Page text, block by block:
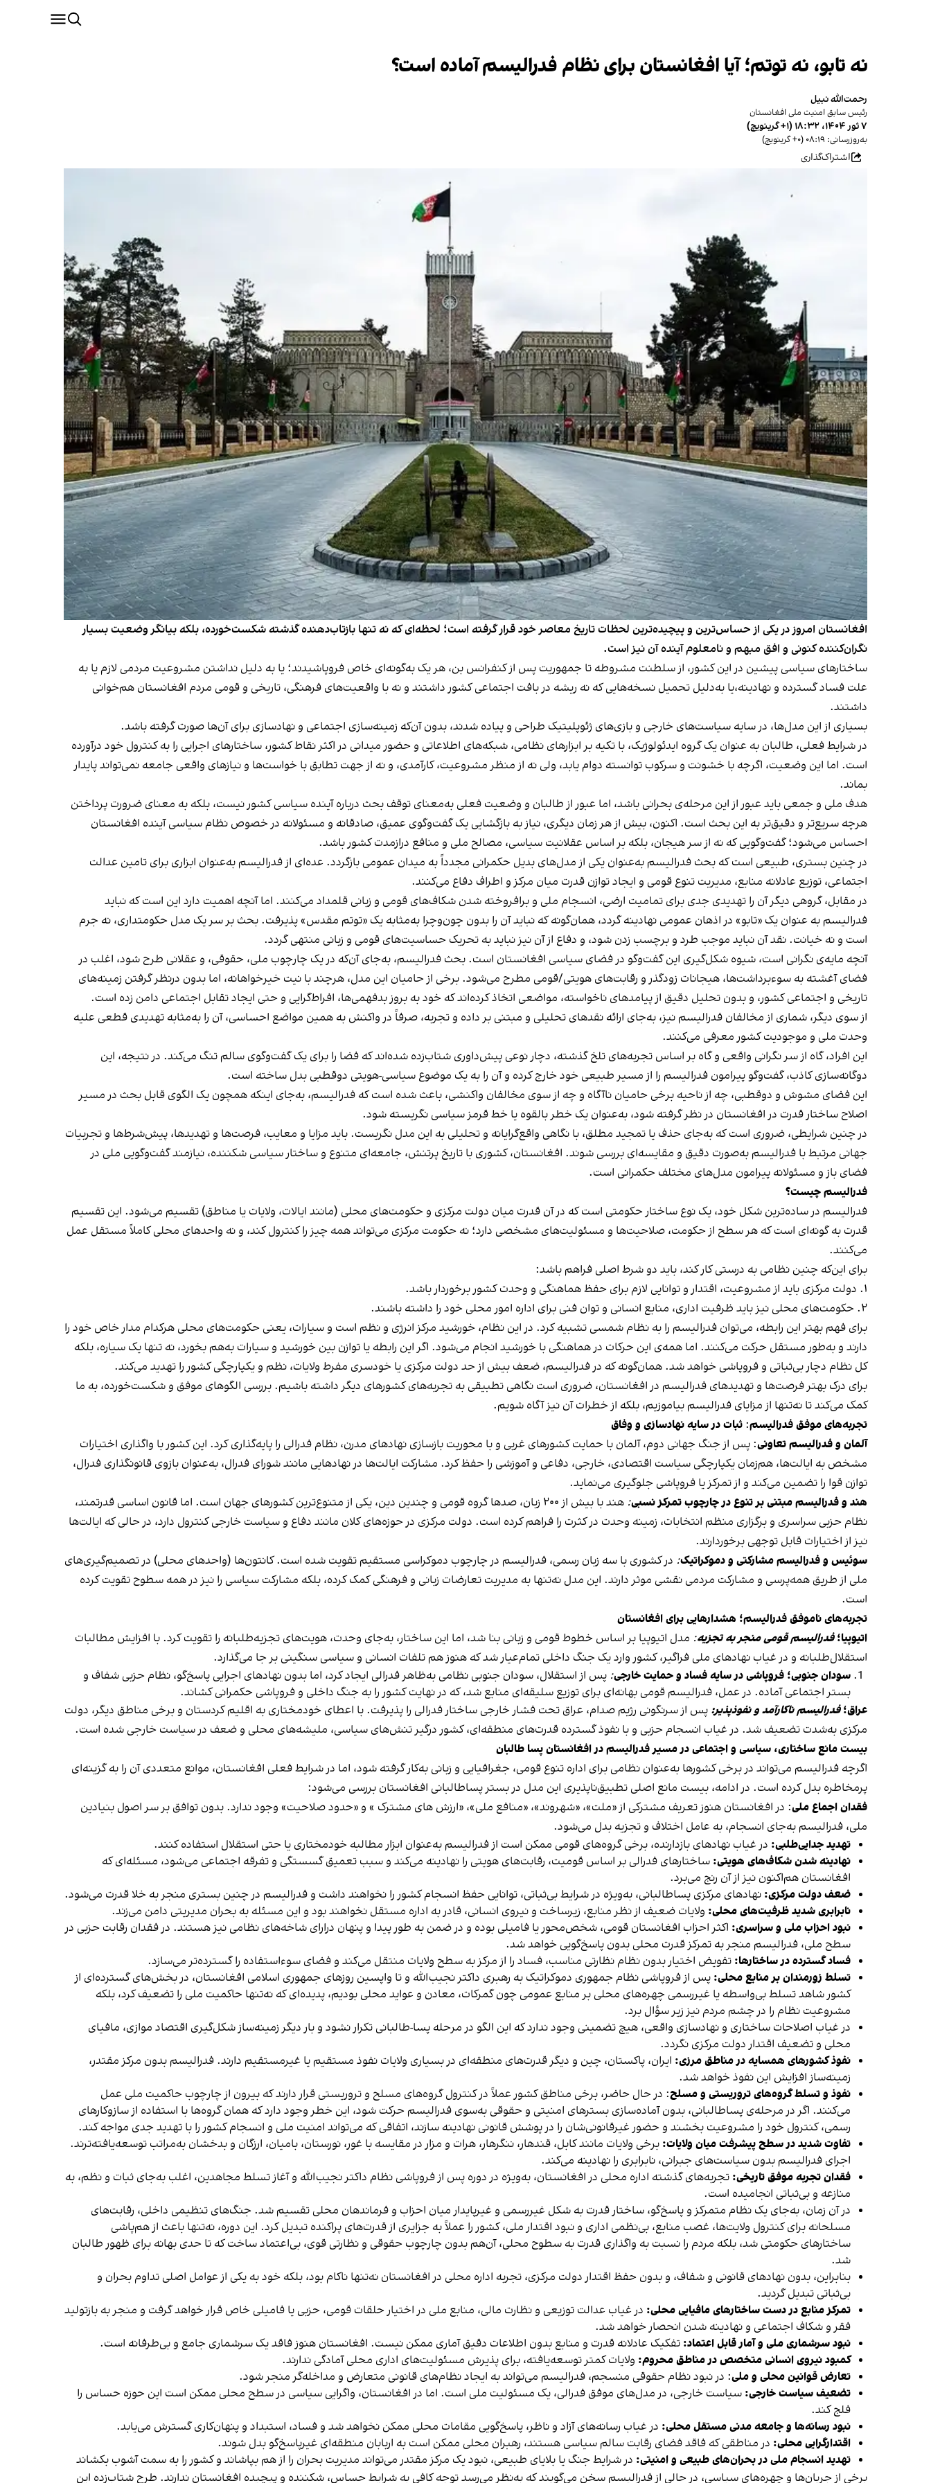
نه تابو، نه توتم؛ آیا افغانستان برای نظام فدرالیسم آماده است؟
رحمت‌الله نبیل
رئیس سابق امنیت ملی افغانستان
۷ ثور ۱۴۰۴، ۱۸:۳۲ (‎+۱ گرینویچ)
به‌روزرسانی: ۰۸:۱۹ (‎+۰ گرینویچ)
اشتراک‌گذاری
افغانستان امروز در یکی از حساس‌ترین و پیچیده‌ترین لحظات تاریخ معاصر خود قرار گرفته است؛ لحظه‌ای که نه تنها بازتاب‌دهنده گذشته‌ شکست‌خورده، بلکه بیانگر وضعیت بسیار
نگران‌کننده کنونی و افق مبهم و نامعلوم آینده آن نیز است.
ساختارهای سیاسی پیشین در این کشور، از سلطنت مشروطه تا جمهوریت پس از کنفرانس بن، هر یک به‌گونه‌ای خاص فروپاشیدند؛ یا به دلیل نداشتن مشروعیت مردمی لازم یا به
علت فساد گسترده و نهادینه،یا به‌دلیل تحمیل نسخه‌هایی که نه ریشه در بافت اجتماعی کشور داشتند و نه با واقعیت‌های فرهنگی، تاریخی و قومی مردم افغانستان هم‌خوانی
داشتند.
بسیاری از این مدل‌ها، در سایه‌ سیاست‌های خارجی و بازی‌های ژئوپلیتیک طراحی و پیاده شدند، بدون آن‌که زمینه‌سازی اجتماعی و نهادسازی برای آن‌ها صورت گرفته باشد.
در شرایط فعلی، طالبان به عنوان یک گروه ایدئولوژیک، با تکیه بر ابزارهای نظامی، شبکه‌های اطلاعاتی و حضور میدانی در اکثر نقاط کشور، ساختارهای اجرایی را به کنترول خود درآورده‌
است. اما این وضعیت، اگرچه با خشونت و سرکوب توانسته دوام یابد، ولی نه از منظر مشروعیت، کارآمدی، و نه از جهت تطابق با خواست‌ها و نیازهای واقعی جامعه نمی‌تواند پایدار
بماند.
هدف ملی و جمعی باید عبور از این مرحله‌ی بحرانی باشد، اما عبور از طالبان و وضعیت فعلی به‌معنای توقف بحث درباره آینده سیاسی کشور نیست، بلکه به معنای ضرورت پرداختن
هرچه سریع‌تر و دقیق‌تر به این بحث است. اکنون، بیش از هر زمان دیگری، نیاز به بازگشایی یک گفت‌وگوی عمیق، صادقانه و مسئولانه در خصوص نظام سیاسی آینده افغانستان
احساس می‌شود؛ گفت‌وگویی که نه از سر هیجان، بلکه بر اساس عقلانیت سیاسی، مصالح ملی و منافع درازمدت کشور باشد.
در چنین بستری، طبیعی است که بحث فدرالیسم به‌عنوان یکی از مدل‌های بدیل حکمرانی مجدداً به میدان عمومی بازگردد. عده‌ای از فدرالیسم به‌عنوان ابزاری برای تامین عدالت
اجتماعی، توزیع عادلانه منابع، مدیریت تنوع قومی و ایجاد توازن قدرت میان مرکز و اطراف دفاع می‌کنند.
در مقابل، گروهی دیگر آن را تهدیدی جدی برای تمامیت ارضی، انسجام ملی و برافروخته شدن شکاف‌های قومی و زبانی قلمداد می‌کنند. اما آنچه اهمیت دارد این است که نباید
فدرالیسم به عنوان یک «تابو» در اذهان عمومی نهادینه گردد، همان‌گونه که نباید آن را بدون چون‌وچرا به‌مثابه یک «توتم مقدس» پذیرفت. بحث بر سر یک مدل حکومتداری، نه جرم
است و نه خیانت. نقد آن نباید موجب طرد و برچسب زدن شود، و دفاع از آن نیز نباید به تحریک حساسیت‌های قومی و زبانی منتهی گردد.
آنچه مایه‌ی نگرانی است، شیوه‌ شکل‌گیری این گفت‌وگو در فضای سیاسی افغانستان است. بحث فدرالیسم، به‌جای آن‌که در یک چارچوب ملی، حقوقی، و عقلانی طرح شود، اغلب در
فضای آغشته به سوء‌برداشت‌ها، هیجانات زودگذر و رقابت‌های هویتی/قومی مطرح می‌شود. برخی از حامیان این مدل، هرچند با نیت خیرخواهانه، اما بدون درنظر گرفتن زمینه‌های
تاریخی و اجتماعی کشور، و بدون تحلیل دقیق از پیامدهای ناخواسته، مواضعی اتخاذ کرده‌اند که خود به بروز بدفهمی‌ها، افراط‌گرایی و حتی ایجاد تقابل اجتماعی دامن زده است.
از سوی دیگر، شماری از مخالفان فدرالیسم نیز، به‌جای ارائه نقدهای تحلیلی و مبتنی بر داده و تجربه، صرفاً در واکنش به همین مواضع احساسی، آن را به‌مثابه تهدیدی قطعی علیه
وحدت ملی و موجودیت کشور معرفی می‌کنند.
این افراد، گاه از سر نگرانی واقعی و گاه بر اساس تجربه‌های تلخ گذشته، دچار نوعی پیش‌داوری شتاب‌زده شده‌اند که فضا را برای یک گفت‌وگوی سالم تنگ می‌کند. در نتیجه، این
دوگانه‌سازی کاذب، گفت‌وگو پیرامون فدرالیسم را از مسیر طبیعی خود خارج کرده و آن را به یک موضوع سیاسی-هویتی دوقطبی بدل ساخته است.
این فضای مشوش و دوقطبی، چه از ناحیه‌ برخی حامیان ناآگاه و چه از سوی مخالفان واکنشی، باعث شده است که فدرالیسم، به‌جای اینکه همچون یک الگوی قابل بحث در مسیر
اصلاح ساختار قدرت در افغانستان در نظر گرفته شود، به‌عنوان یک خطر بالقوه یا خط قرمز سیاسی نگریسته شود.
در چنین شرایطی، ضروری است که به‌جای حذف یا تمجید مطلق، با نگاهی واقع‌گرایانه و تحلیلی به این مدل نگریست. باید مزایا و معایب، فرصت‌ها و تهدیدها، پیش‌شرط‌ها و تجربیات
جهانی مرتبط با فدرالیسم به‌صورت دقیق و مقایسه‌ای بررسی شوند. افغانستان، کشوری با تاریخ پرتنش، جامعه‌ای متنوع و ساختار سیاسی شکننده، نیازمند گفت‌وگویی ملی در
فضای باز و مسئولانه پیرامون مدل‌های مختلف حکمرانی است.
فدراليسم چيست؟
فدرالیسم در ساده‌ترین شکل خود، یک نوع ساختار حکومتی است که در آن قدرت میان دولت مرکزی و حکومت‌های محلی (مانند ایالات، ولایات یا مناطق) تقسیم می‌شود. این تقسیم
قدرت به گونه‌ای است که هر سطح از حکومت، صلاحیت‌ها و مسئولیت‌های مشخصی دارد؛ نه حکومت مرکزی می‌تواند همه چیز را كنترول کند، و نه واحدهای محلی کاملاً مستقل عمل
می‌کنند.
برای این‌که چنین نظامی به درستی کار کند، باید دو شرط اصلی فراهم باشد:
۱. دولت مرکزی باید از مشروعیت، اقتدار و توانایی لازم برای حفظ هماهنگی و وحدت کشور برخوردار باشد.
۲. حکومت‌های محلی نیز باید ظرفیت اداری، منابع انسانی و توان فنی برای اداره‌ امور محلی خود را داشته باشند.
برای فهم بهتر این رابطه، می‌توان فدرالیسم را به نظام شمسی تشبیه کرد. در این نظام، خورشید مرکز انرژی و نظم است و سیارات، یعنی حکومت‌های محلی هرکدام مدار خاص خود را
دارند و به‌طور مستقل حرکت می‌کنند. اما همه‌ی این حرکات در هماهنگی با خورشید انجام می‌شود. اگر اين رابطه‌ یا توازن بین خورشید و سیارات به‌هم بخورد، نه تنها یک سیاره، بلکه
کل نظام دچار بی‌ثباتی و فروپاشی خواهد شد. همان‌گونه که در فدرالیسم، ضعف بیش از حد دولت مرکزی یا خودسری مفرط ولایات، نظم و یکپارچگی کشور را تهدید می‌کند.
برای درک بهتر فرصت‌ها و تهدیدهای فدرالیسم در افغانستان، ضروری است نگاهی تطبیقی به تجربه‌های کشورهای دیگر داشته باشیم. بررسی الگوهای موفق و شکست‌خورده، به ما
کمک می‌کند تا نه‌تنها از مزایای فدرالیسم بیاموزیم، بلکه از خطرات آن نیز آگاه شویم.
تجربه‌های موفق فدرالیسم: ثبات در سایه‌ نهادسازی و وفاق
آلمان و فدرالیسم تعاونی: پس از جنگ جهانی دوم، آلمان با حمایت کشورهای غربی و با محوریت بازسازی نهادهای مدرن، نظام فدرالی را پایه‌گذاری کرد. این کشور با واگذاری اختیارات
مشخص به ایالت‌ها، هم‌زمان یکپارچگی سیاست اقتصادی، خارجی، دفاعی و آموزشی را حفظ کرد. مشارکت ایالت‌ها در نهادهایی مانند شورای فدرال، به‌عنوان بازوی قانونگذاری فدرال،
توازن قوا را تضمین می‌کند و از تمرکز یا فروپاشی جلوگیری می‌نماید.
هند و فدرالیسم مبتنی بر تنوع در چارچوب تمرکز نسبی:
هند با بیش از ۲۰۰ زبان، صدها گروه قومی و چندین دین، یکی از متنوع‌ترین کشورهای جهان است. اما قانون اساسی قدرتمند،
نظام حزبی سراسری و برگزاری منظم انتخابات، زمینه وحدت در کثرت را فراهم کرده است. دولت مرکزی در حوزه‌های کلان مانند دفاع و سیاست خارجی کنترول دارد، در حالی که ایالت‌ها
نیز از اختیارات قابل توجهی برخوردارند.
سوئیس و فدرالیسم مشارکتی و دموکراتیک: در کشوری با سه زبان رسمی، فدرالیسم در چارچوب دموکراسی مستقیم تقویت شده است. کانتون‌ها (واحدهای محلی) در تصمیم‌گیری‌های
ملی از طریق همه‌پرسی و مشارکت مردمی نقشی موثر دارند. این مدل نه‌تنها به مدیریت تعارضات زبانی و فرهنگی کمک کرده، بلکه مشارکت سیاسی را نیز در همه سطوح تقویت کرده
است.
تجربه‌های ناموفق فدرالیسم؛ هشدارهایی برای افغانستان
اتیوپیا؛فدرالیسم قومی منجر به تجزیه: مدل اتیوپیا بر اساس خطوط قومی و زبانی بنا شد، اما این ساختار، به‌جای وحدت، هویت‌های تجزیه‌طلبانه را تقویت کرد. با افزایش مطالبات
استقلال‌طلبانه و در غیاب نهادهای ملی فراگیر، کشور وارد یک جنگ داخلی تمام‌عیار شد که هنوز هم تلفات انسانی و سیاسی سنگینی بر جا می‌گذارد.
سودان جنوبی؛ فروپاشی در سایه فساد و حمایت خارجی: پس از استقلال، سودان جنوبی نظامی به‌ظاهر فدرالی ایجاد کرد، اما بدون نهادهای اجرایی پاسخ‌گو، نظام حزبی شفاف و
بستر اجتماعی آماده. در عمل، فدرالیسم قومی بهانه‌ای برای توزیع سلیقه‌ای منابع شد، که در نهایت کشور را به جنگ داخلی و فروپاشی حکمرانی کشاند.
عراق؛فدرالیسم ناکارآمد و نفوذپذیر: پس از سرنگونی رژیم صدام، عراق تحت فشار خارجی ساختار فدرالی را پذیرفت. با اعطای خودمختاری به اقلیم کردستان و برخی مناطق دیگر، دولت
مرکزی به‌شدت تضعیف شد. در غیاب انسجام حزبی و با نفوذ گسترده قدرت‌های منطقه‌ای، کشور درگیر تنش‌های سیاسی، ملیشه‌های محلی و ضعف در سیاست خارجی شده است.
بیست مانع ساختاری، سیاسی و اجتماعی در مسیر فدرالیسم در افغانستان پسا‌ طالبان
اگرچه فدرالیسم می‌تواند در برخی کشورها به‌عنوان نظامی برای اداره‌ تنوع قومی، جغرافیایی و زبانی به‌کار گرفته شود، اما در شرایط فعلی افغانستان، موانع متعددی آن را به گزینه‌ای
پرمخاطره بدل کرده است. در ادامه، بیست مانع اصلی تطبیق‌ناپذیری این مدل در بستر پسا‌طالبانی افغانستان بررسی می‌شود:
فقدان اجماع ملی: در افغانستان هنوز تعریف مشترکی از «ملت»، «شهروند»، «منافع ملی»، «ارزش های مشترک » و «حدود صلاحیت» وجود ندارد. بدون توافق بر سر اصول بنیادین
ملی، فدرالیسم به‌جای انسجام، به عامل اختلاف و تجزیه بدل می‌شود.
تهدید جدایی‌طلبی: در غیاب نهادهای بازدارنده، برخی گروه‌های قومی ممکن است از فدرالیسم به‌عنوان ابزار مطالبه خودمختاری یا حتی استقلال استفاده کنند.
نهادینه شدن شکاف‌های هویتی: ساختارهای فدرالی بر اساس قومیت، رقابت‌های هویتی را نهادینه می‌کند و سبب تعمیق گسستگی و تفرقه اجتماعی می‌شود، مسئله‌ای که
افغانستان هم‌اکنون نیز از آن رنج می‌برد.
ضعف دولت مرکزی: نهادهای مرکزی پسا‌طالبانی، به‌ویژه در شرایط بی‌ثباتی، توانایی حفظ انسجام کشور را نخواهند داشت و فدرالیسم در چنین بستری منجر به خلا قدرت می‌شود.
نابرابری شدید ظرفیت‌های محلی: ولایات ضعیف از نظر منابع، زیرساخت و نیروی انسانی، قادر به اداره‌ مستقل نخواهند بود و این مسئله به بحران مدیریتی دامن می‌زند.
نبود احزاب ملی و سراسری: اکثر احزاب افغانستان قومی، شخص‌محور یا فامیلی بوده و در ضمن به طور پیدا و پنهان درارای شاخه‌های نظامی نیز هستند. در فقدان رقابت حزبی در
سطح ملی، فدرالیسم منجر به تمرکز قدرت محلی بدون پاسخ‌گویی خواهد شد.
فساد گسترده در ساختارها: تفویض اختیار بدون نظام نظارتی مناسب، فساد را از مرکز به سطح ولایات منتقل می‌کند و فضای سوء‌استفاده را گسترده‌تر می‌سازد.
تسلط زورمندان بر منابع محلی: پس از فروپاشی نظام جمهوری دموکراتیک به رهبری داکتر نجیب‌الله و تا واپسین روزهای جمهوری اسلامی افغانستان، در بخش‌های گسترده‌ای از
کشور شاهد تسلط بی‌واسطه یا غیررسمی چهره‌های محلی بر منابع عمومی چون گمرکات، معادن و عواید محلی بودیم، پدیده‌ای که نه‌تنها حاکمیت ملی را تضعیف کرد، بلکه
مشروعیت نظام را در چشم مردم نیز زیر سؤال برد.
در غیاب اصلاحات ساختاری و نهادسازی واقعی، هیچ تضمینی وجود ندارد که این الگو در مرحله‌ پسا-طالبانی تکرار نشود و بار دیگر زمینه‌ساز شکل‌گیری اقتصاد موازی، مافیای
محلی و تضعیف اقتدار دولت مرکزی نگردد.
نفوذ کشورهای همسایه در مناطق مرزی: ایران، پاکستان، چین و دیگر قدرت‌های منطقه‌ای در بسیاری ولایات نفوذ مستقیم یا غیرمستقیم دارند. فدرالیسم بدون مرکز مقتدر،
زمینه‌ساز افزایش این نفوذ خواهد شد.
نفوذ و تسلط گروه‌های تروریستی و مسلح: در حال حاضر، برخی مناطق کشور عملاً در کنترول گروه‌های مسلح و تروریستی قرار دارند که بیرون از چارچوب حاکمیت ملی عمل
می‌کنند. اگر در مرحله‌ی پسا‌طالبانی، بدون آماده‌سازی بسترهای امنیتی و حقوقی به‌سوی فدرالیسم حرکت شود، این خطر وجود دارد که همان گروه‌ها با استفاده از سازوکارهای
رسمی، کنترول خود را مشروعیت بخشند و حضور غیرقانونی‌شان را در پوشش قانونی نهادینه سازند، اتفاقی که می‌تواند امنیت ملی و انسجام کشور را با تهدید جدی مواجه کند.
تفاوت شدید در سطح پیشرفت میان ولایات: برخی ولایات مانند کابل، قندهار، ننگرهار، هرات و مزار در مقایسه با غور، نورستان، بامیان، ارزگان و بدخشان به‌مراتب توسعه‌یافته‌ترند.
اجرای فدرالیسم بدون سیاست‌های جبرانی، نابرابری را نهادینه می‌کند.
فقدان تجربه موفق تاریخی: تجربه‌های گذشته‌ اداره محلی در افغانستان، به‌ویژه در دوره پس از فروپاشی نظام داکتر نجیب‌الله و آغاز تسلط مجاهدین، اغلب به‌جای ثبات و نظم، به
منازعه و بی‌ثباتی انجامیده است.
در آن زمان، به‌جای یک نظام متمرکز و پاسخ‌گو، ساختار قدرت به شکل غیررسمی و غیرپایدار میان احزاب و فرماندهان محلی تقسیم شد. جنگ‌های تنظیمی داخلی، رقابت‌های
مسلحانه برای کنترول ولایت‌ها، غصب منابع، بی‌نظمی اداری و نبود اقتدار ملی، کشور را عملاً به جزایری از قدرت‌های پراکنده تبدیل کرد. این دوره، نه‌تنها باعث از هم‌پاشی
ساختارهای حکومتی شد، بلکه مردم را نسبت به واگذاری قدرت به سطوح محلی، آن‌هم بدون چارچوب حقوقی و نظارتی قوی، بی‌اعتماد ساخت که تا حدی بهانه برای ظهور طالبان
شد.
بنابراین، بدون نهادهای قانونی و شفاف، و بدون حفظ اقتدار دولت مرکزی، تجربه اداره محلی در افغانستان نه‌تنها ناکام بود، بلکه خود به یکی از عوامل اصلی تداوم بحران و
بی‌ثباتی تبدیل گردید.
تمرکز منابع در دست ساختارهای مافیایی محلی: در غیاب عدالت توزیعی و نظارت مالی، منابع ملی در اختیار حلقات قومی، حزبی یا فامیلی خاص قرار خواهد گرفت و منجر به بازتولید
فقر و شکاف اجتماعی و نهادینه شدن انحصار خواهد شد.
نبود سرشماری ملی و آمار قابل اعتماد: تفکیک عادلانه قدرت و منابع بدون اطلاعات دقیق آماری ممکن نیست. افغانستان هنوز فاقد یک سرشماری جامع و بی‌طرفانه است.
کمبود نیروی انسانی متخصص در مناطق محروم: ولایات کمتر توسعه‌یافته، برای پذیرش مسئولیت‌های اداری محلی آمادگی ندارند.
تعارض قوانین محلی و ملی: در نبود نظام حقوقی منسجم، فدرالیسم می‌تواند به ایجاد نظام‌های قانونی متعارض و مداخله‌گر منجر شود.
تضعیف سیاست خارجی: سیاست خارجی، در مدل‌های موفق فدرالی، یک مسئولیت ملی است. اما در افغانستان، واگرایی سیاسی در سطح محلی ممکن است این حوزه حساس را
فلج کند.
نبود رسانه‌ها و جامعه مدنی مستقل محلی: در غیاب رسانه‌های آزاد و ناظر، پاسخ‌گویی مقامات محلی ممکن نخواهد شد و فساد، استبداد و پنهان‌کاری گسترش می‌یابد.
اقتدارگرایی محلی: در مناطقی که فاقد فضای رقابت سالم سیاسی هستند، رهبران محلی ممکن است به اربابان منطقه‌ای غیرپاسخ‌گو بدل شوند.
تهدید انسجام ملی در بحران‌های طبیعی و امنیتی: در شرایط جنگ یا بلایای طبیعی، نبود یک مرکز مقتدر می‌تواند مدیریت بحران را از هم بپاشاند و کشور را به سمت آشوب بکشاند
برخی از جریان‌ها و چهره‌های سیاسی، در حالی از فدرالیسم سخن می‌گویند که به‌نظر می‌رسد توجه کافی به شرایط حساس، شکننده و پیچیده افغانستان ندارند. طرح شتاب‌زده این